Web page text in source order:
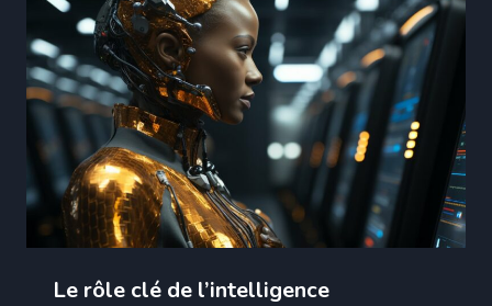
Le rôle clé de l’intelligence